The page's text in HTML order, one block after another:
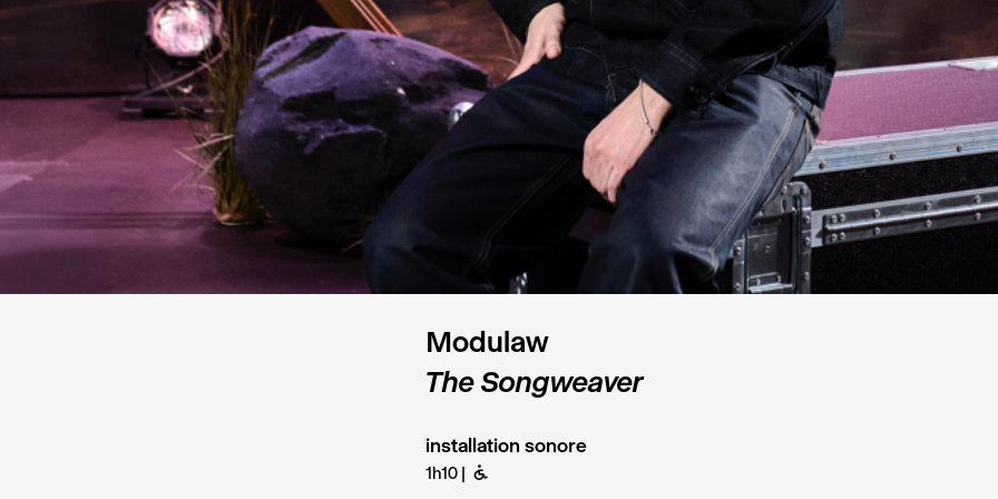
Modulaw
The Songweaver
installation sonore
1h10 B